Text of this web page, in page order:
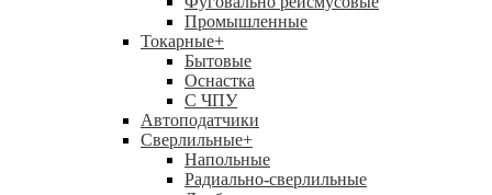
Промышленные
Токарные+
Бытовые
Оснастка
С ЧПУ
Автоподатчики
Сверлильные+
Напольные
Радиально-сверлильные